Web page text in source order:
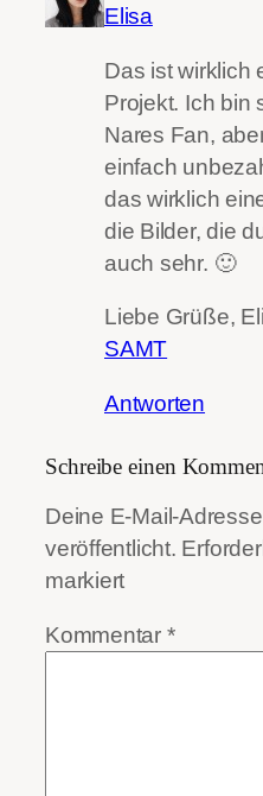
Elisa
Das ist wirklich
Projekt. Ich bin
Nares Fan,
einfach
das wirklich
die Bilder, die
auch sehr. 🙂
Liebe Grüße,
SAMT
Antworten
Schreibe einen
Deine E-Mail-
veröffentlicht.
markiert
Kommentar *